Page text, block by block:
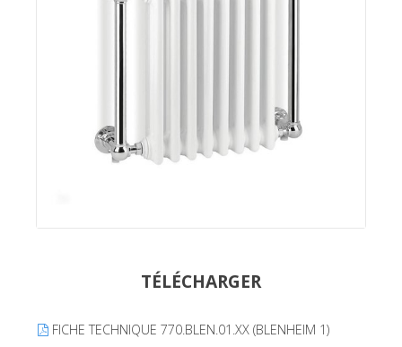
TÉLÉCHARGER
FICHE TECHNIQUE 770.BLEN.01.XX (BLENHEIM 1)